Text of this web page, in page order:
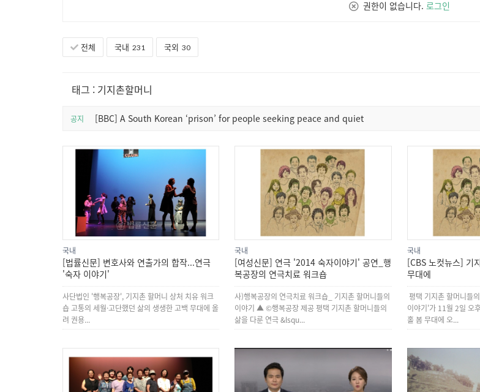
권한이 없습니다. 로그인
전체 국내 231 국외 30
태그 : 기지촌할머니
공지 [BBC] A South Korean ‘prison’ for people seeking peace and quiet
국내
[법률신문] 변호사와 연출가의 합작...연극
'숙자 이야기'
사단법인 '행복공장', 기지촌 할머니 상처 치유 워크
숍 고통의 세월·고단했던 삶의 생생한 고백 무대에 올
려 권용...
국내
[여성신문] 연극 '2014 숙자이야기' 공연_행
복공장의 연극치료 워크숍
사)행복공장의 연극치료 워크숍_ 기지촌 할머니들의
이야기 ▲ ©행복공장 제공 평택 기지촌 할머니들의
삶을 다룬 연극 &lsqu...
국내
[CBS 노컷뉴스] 기
무대에
평택 기지촌 할머니들
이야기'가 11월 2일 오
홀 봄 무대에 오...